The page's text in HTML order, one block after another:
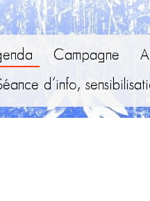
Campagne
d’info,